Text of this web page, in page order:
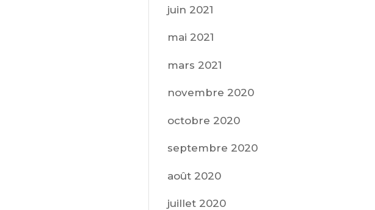
juin 2021
mai 2021
mars 2021
novembre 2020
octobre 2020
septembre 2020
août 2020
juillet 2020